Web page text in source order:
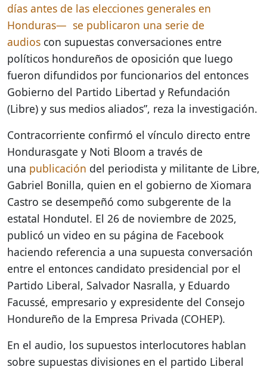
días antes de las elecciones generales en
Honduras— se publicaron una serie de
audios con supuestas conversaciones entre
políticos hondureños de oposición que luego
fueron difundidos por funcionarios del entonces
Gobierno del Partido Libertad y Refundación
(Libre) y sus medios aliados”, reza la investigación.
Contracorriente confirmó el vínculo directo entre
Hondurasgate y Noti Bloom a través de
una publicación del periodista y militante de Libre,
Gabriel Bonilla, quien en el gobierno de Xiomara
Castro se desempeñó como subgerente de la
estatal Hondutel. El 26 de noviembre de 2025,
publicó un video en su página de Facebook
haciendo referencia a una supuesta conversación
entre el entonces candidato presidencial por el
Partido Liberal, Salvador Nasralla, y Eduardo
Facussé, empresario y expresidente del Consejo
Hondureño de la Empresa Privada (COHEP).
En el audio, los supuestos interlocutores hablan
sobre supuestas divisiones en el partido Liberal